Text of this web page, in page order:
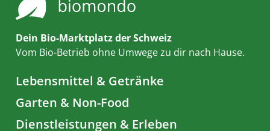
Dein Bio-Marktplatz der Schweiz
Vom Bio-Betrieb ohne Umwege zu dir nach Hause.
Lebensmittel & Getränke
Garten & Non-Food
Dienstleistungen & Erleben